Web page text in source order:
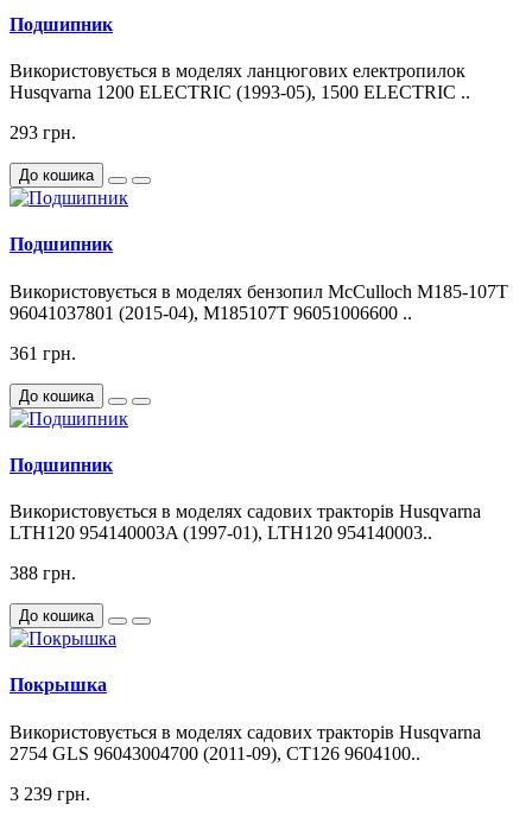
Подшипник
Використовується в моделях ланцюгових електропилок
Husqvarna 1200 ELECTRIC (1993-05), 1500 ELECTRIC ..
293 грн.
До кошика
Подшипник
Використовується в моделях бензопил McCulloch M185-107T
96041037801 (2015-04), M185107T 96051006600 ..
361 грн.
До кошика
Подшипник
Використовується в моделях садових тракторів Husqvarna
LTH120 954140003A (1997-01), LTH120 954140003..
388 грн.
До кошика
Покрышка
Використовується в моделях садових тракторів Husqvarna
2754 GLS 96043004700 (2011-09), CT126 9604100..
3 239 грн.